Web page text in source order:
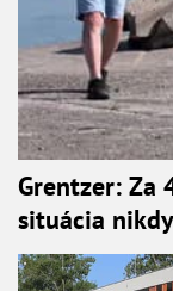
Grentzer: Za
situácia